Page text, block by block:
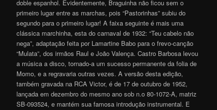
doble espanhol. Evidentemente, Braguinha não ficou sem o
primeiro lugar entre as marchas, pois “Pastorinhas” subiu do
segundo para o primeiro lugar! A faixa seguinte é mais uma
clássica marchinha, esta do carnaval de 1932: “Teu cabelo não
nega”, adaptação feita por Lamartine Babo para o frevo-canção
“Mulata”, dos irmãos Raul e João Valença. Castro Barbosa levou
a música a disco, tornado-a um sucesso permanente da folia de
Momo, e a regravaria outras vezes. A versão desta edição,
também gravada na RCA Victor, é de 17 de outubro de 1952,
lançada em dezembro do mesmo ano sob n.o 80-1072-A, matriz
SB-093524, e mantém sua famosa introdução instrumental. E